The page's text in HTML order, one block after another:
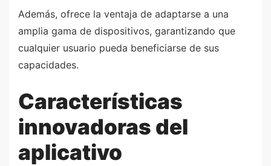
Además, ofrece la ventaja de adaptarse a una
amplia gama de dispositivos, garantizando que
cualquier usuario pueda beneficiarse de sus
capacidades.
Características
innovadoras del
aplicativo